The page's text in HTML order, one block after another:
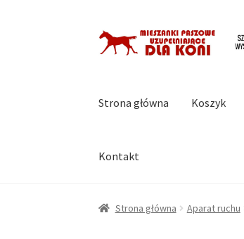
Przejdź
do
Przejdź
do
Strona główna Koszyk
Kontakt
Strona główna Koszyk Moje
Strona główna Aparat ruchu